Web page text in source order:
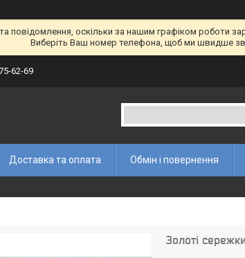
оскільки за нашим графіком роботи
Виберіть Ваш номер телефона, щоб ми швидше
62-69
Доставка та оплата Обмін і повернення
Золоті